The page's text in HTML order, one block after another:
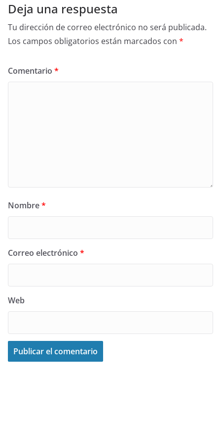
Deja una respuesta
Tu dirección de correo electrónico no será publicada.
Los campos obligatorios están marcados con *
Comentario *
Nombre*
Correo electrónico *
Web